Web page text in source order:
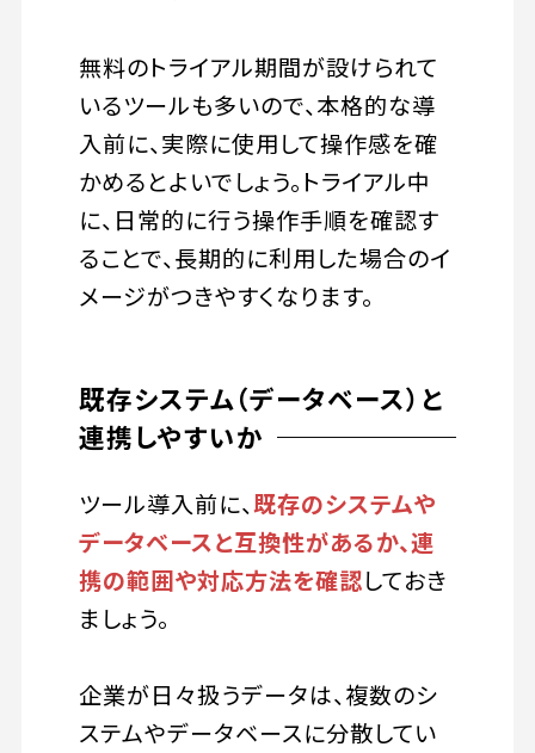
無料のトライアル期間が設けられて
いるツールも多いので、本格的な導
入前に、実際に使用して操作感を確
かめるとよいでしょう。トライアル中
に、日常的に行う操作手順を確認す
ることで、長期的に利用した場合のイ
メージがつきやすくなります。
既存システム（データベース）と
連携しやすいか
ツール導入前に、既存のシステムや
データベースと互換性があるか、連
携の範囲や対応方法を確認しておき
ましょう。
企業が日々扱うデータは、複数のシ
ステムやデータベースに分散してい